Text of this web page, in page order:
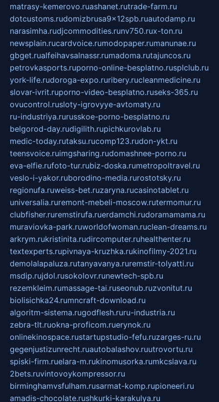
matrasy-kemerovo.ruashanet.rutrade-farm.ru
dotcustoms.rudomizbrusa9x12spb.ruautodamp.ru
narasimha.rudjcommodities.runv750.rux-ton.ru
newsplain.rucardvoice.rumodopaper.rumanunae.ru
gbget.rualfeihavsalnassr.rumadoma.rutajuncos.ru
petrovkasports.ruporno-online-besplatno.rusplclub.ru
york-life.rudoroga-expo.ruribery.rucleanmedicine.ru
slovar-ivrit.ruporno-video-besplatno.ruseks-365.ru
ovucontrol.rusloty-igrovyye-avtomaty.ru
ru-industriya.rurusskoe-porno-besplatno.ru
belgorod-day.rudigilith.rupichkurovlab.ru
medic-today.rutaksu.rucomp123.rudon-ykt.ru
teensvoice.ruimgsharing.rudomashnee-porno.ru
eva-elfie.rufoto-tur.rubiz-doska.rumetropoltravel.ru
veslo-i-yakor.ruborodino-media.rurostotsky.ru
regionufa.ruweiss-bet.ruzaryna.rucasinotablet.ru
universalia.ruremont-mebeli-moscow.rutermomur.ru
clubfisher.ruremstirufa.ruerdamchi.rudoramamama.ru
muraviovka-park.ruworldofwoman.ruclean-dreams.ru
arkrym.rukristinita.rudircomputer.ruhealthenter.ru
textexperts.rupivnaya-kruzhka.rukinofilmy-2021.ru
demolalapaluza.rutanyavanya.ruremstir-tolyatti.ru
msdip.rujdol.rusokolovr.runewtech-spb.ru
rezemkleim.rumassage-tai.ruseonub.ruzvonitut.ru
biolisichka24.rumncraft-download.ru
algoritm-sistema.rugodflesh.ruru-industria.ru
zebra-tlt.ruokna-proficom.ruerynok.ru
onlinekinospace.rustartupstudio-fefu.ruzarges-ru.ru
gegenjustizunrecht.ruautobalashov.ruutrovortu.ru
spiski-firm.ruelara-m.rukinomusorka.rumkcslava.ru
2bets.ruvintovoykompressor.ru
birminghamvsfulham.rusarmat-komp.rupioneeri.ru
amadis-chocolate.rushkurki-karakulya.ru